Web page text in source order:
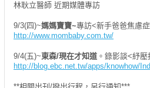
林耿立醫師 近期媒體專訪
9/3(四)~媽媽寶寶~專訪<新手爸爸焦慮
http://www.mombaby.com.tw/
9/4(五)~東森/現在才知道 。錄影談<紓
http://blog.ebc.net.tw/apps/knowhow/